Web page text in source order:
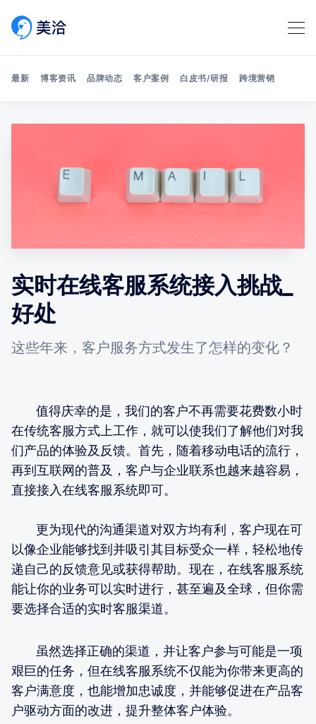
最新 博客资讯 品牌动态 客户案例 白皮书/研报 跨境营销
实时在线客服系统接入挑战_
好处
这些年来，客户服务方式发生了怎样的变化？
值得庆幸的是，我们的客户不再需要花费数小时
在传统客服方式上工作，就可以使我们了解他们对我
们产品的体验及反馈。首先，随着移动电话的流行，
再到互联网的普及，客户与企业联系也越来越容易，
直接接入在线客服系统即可。
更为现代的沟通渠道对双方均有利，客户现在可
以像企业能够找到并吸引其目标受众一样，轻松地传
递自己的反馈意见或获得帮助。现在，在线客服系统
能让你的业务可以实时进行，甚至遍及全球，但你需
要选择合适的实时客服渠道。
虽然选择正确的渠道，并让客户参与可能是一项
艰巨的任务，但在线客服系统不仅能为你带来更高的
客户满意度，也能增加忠诚度，并能够促进在产品客
户驱动方面的改进，提升整体客户体验。